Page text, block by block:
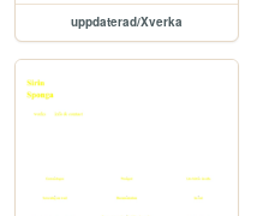
uppdaterad/Xverka